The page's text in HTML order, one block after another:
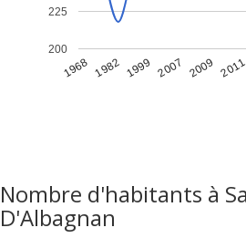
1968 1982 1999 2007 2009 2011
200
225
Nombre d'habitants à
D'Albagnan